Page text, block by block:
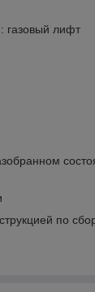
газовый лифт
по